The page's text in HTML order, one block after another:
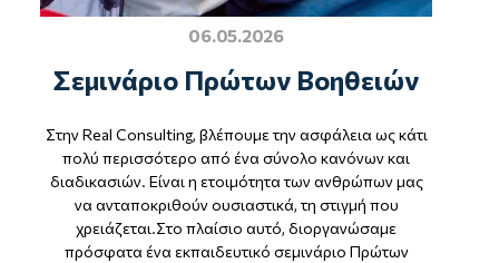
06.05.2026
Σεμινάριο Πρώτων Βοηθειών
Στην Real Consulting, βλέπουμε την ασφάλεια ως κάτι
πολύ περισσότερο από ένα σύνολο κανόνων και
διαδικασιών. Είναι η ετοιμότητα των ανθρώπων μας
να ανταποκριθούν ουσιαστικά, τη στιγμή που
χρειάζεται.Στο πλαίσιο αυτό, διοργανώσαμε
πρόσφατα ένα εκπαιδευτικό σεμινάριο Πρώτων